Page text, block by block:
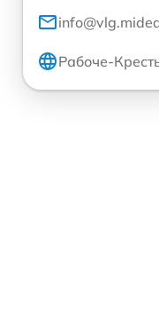
Рабоче-